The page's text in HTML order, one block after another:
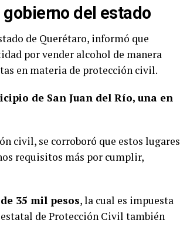
del estado
de Querétaro, informó que
por vender alcohol de manera
en materia de protección civil.
de San Juan del Río, una en
civil, se corroboró que estos lugares
requisitos más por cumplir,
35 mil pesos, la cual es impuesta
de Protección Civil también